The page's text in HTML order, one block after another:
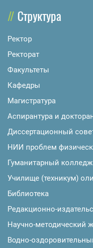
Структура
Ректор
Ректорат
Факультеты
Кафедры
Магистратура
Аспирантура и
Диссертационный
НИИ проблем
Гуманитарный колледж
Училище (техникум)
Библиотека
Редакционно-
Научно-методический
Водно-